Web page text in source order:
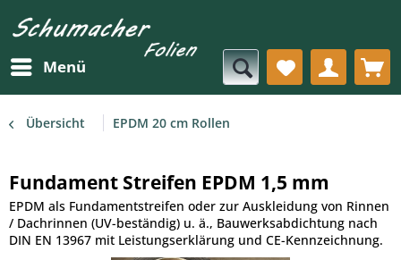
Menü
Übersicht EPDM 20 cm Rollen
Fundament Streifen EPDM 1,5 mm
EPDM als Fundamentstreifen oder zur Auskleidung von Rinnen
/ Dachrinnen (UV-beständig) u. ä., Bauwerksabdichtung nach
DIN EN 13967 mit Leistungserklärung und CE-Kennzeichnung.